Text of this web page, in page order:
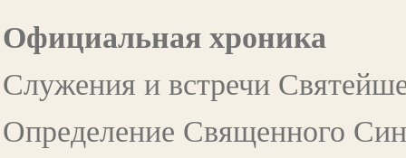
Официальная хроника
Служения и встречи
Определение Священного